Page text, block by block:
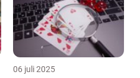
06 juli 2025